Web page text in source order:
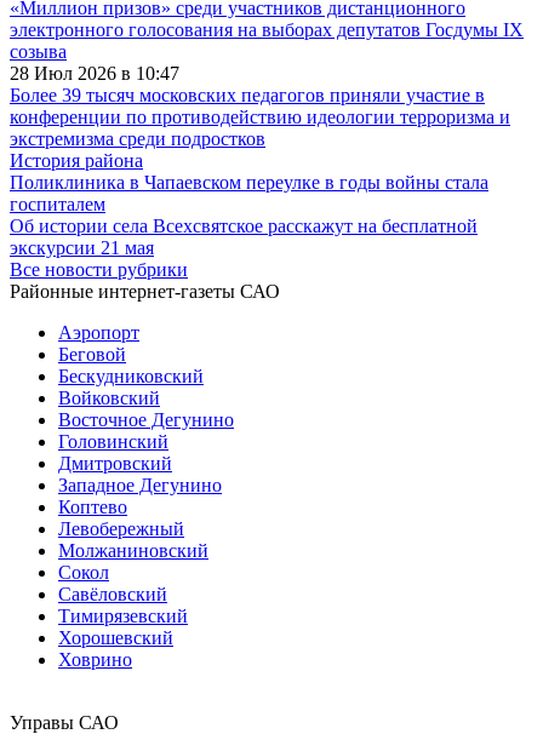
«Миллион призов» среди участников дистанционного
электронного голосования на выборах депутатов Госдумы IX
созыва
28 Июл 2026 в 10:47
Более 39 тысяч московских педагогов приняли участие в
конференции по противодействию идеологии терроризма и
экстремизма среди подростков
История района
Поликлиника в Чапаевском переулке в годы войны стала
госпиталем
Об истории села Всехсвятское расскажут на бесплатной
экскурсии 21 мая
Все новости рубрики
Районные интернет-газеты САО
Аэропорт
Беговой
Бескудниковский
Войковский
Восточное Дегунино
Головинский
Дмитровский
Западное Дегунино
Коптево
Левобережный
Молжаниновский
Сокол
Савёловский
Тимирязевский
Хорошевский
Ховрино
Управы САО